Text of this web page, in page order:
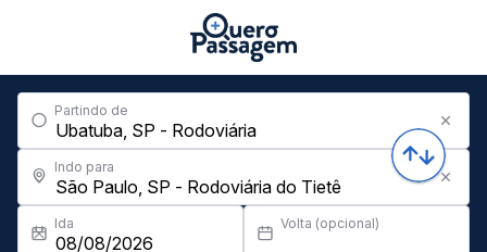
Partindo de
Indo para
Ida Volta (opcional)